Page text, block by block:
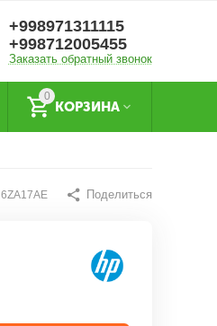
+998971311115
+998712005455
Заказать обратный звонок
0
КОРЗИНА
6ZA17AE Поделиться